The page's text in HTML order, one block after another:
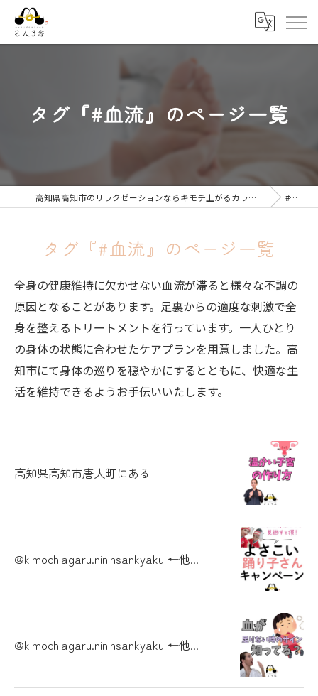
タグ『#血流』のページ一覧
高知県高知市のリラクゼーションならキモチ上がるカラダ改善 2人3客 #血流
タグ『#血流』のページ一覧
全身の健康維持に欠かせない血流が滞ると様々な不調の
原因となることがあります。足裏からの適度な刺激で全
身を整えるトリートメントを行っています。一人ひとり
の身体の状態に合わせたケアプランを用意しました。高
知市にて身体の巡りを穏やかにするとともに、快適な生
活を維持できるようお手伝いいたします。
高知県高知市唐人町にある
@kimochiagaru.nininsankyaku ←他...
@kimochiagaru.nininsankyaku ←他...